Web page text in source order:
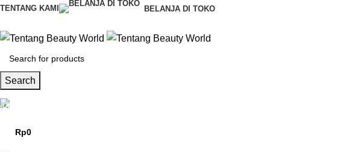
TENTANG KAMI
BELANJA DI TOKO
Search
Rp0